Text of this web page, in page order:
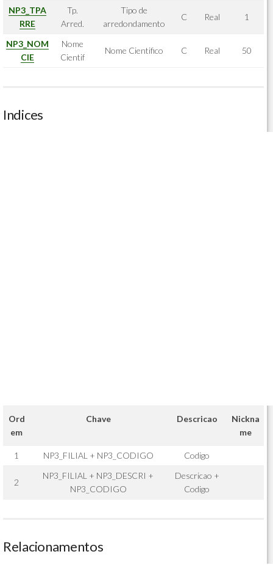
NP3_TPA
RRE
Tp.
Arred.
Tipo de
arredondamento
C Real 1
NP3_NOM
CIE
Nome
Cientif
Nome Cientifico C Real 50
Indices
Ord
em
Chave Descricao
Nickna
me
1 NP3_FILIAL + NP3_CODIGO Codigo
2
NP3_FILIAL + NP3_DESCRI +
NP3_CODIGO
Descricao +
Codigo
Relacionamentos